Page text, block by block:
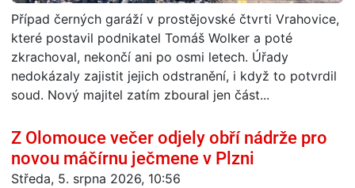
Případ černých garáží v prostějovské čtvrti Vrahovice,
které postavil podnikatel Tomáš Wolker a poté
zkrachoval, nekončí ani po osmi letech. Úřady
nedokázaly zajistit jejich odstranění, i když to potvrdil
soud. Nový majitel zatím zboural jen část...
Z Olomouce večer odjely obří nádrže pro
novou máčírnu ječmene v Plzni
Středa, 5. srpna 2026, 10:56